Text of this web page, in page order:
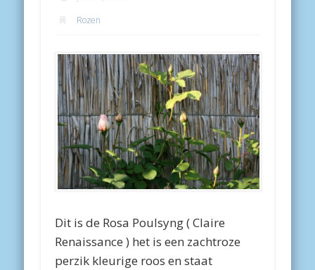
Rozen
Dit is de Rosa Poulsyng ( Claire
Renaissance ) het is een zachtroze
perzik kleurige roos en staat